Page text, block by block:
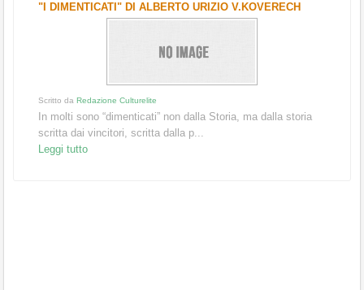
"I DIMENTICATI" DI ALBERTO URIZIO V.KOVERECH
Scritto da Redazione Culturelite
In molti sono “dimenticati” non dalla Storia, ma dalla storia
scritta dai vincitori, scritta dalla p...
Leggi tutto